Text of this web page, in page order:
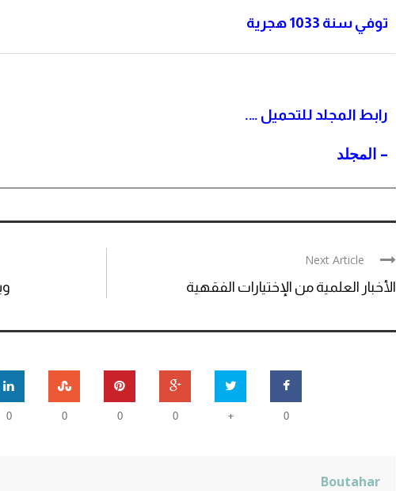
توفي سنة 1033 هجرية
رابط المجلد للتحميل ….
– المجلد
Next Article
الأخبار العلمية من الإختيارات الفقهية
0
+
0
0
0
0
Boutahar